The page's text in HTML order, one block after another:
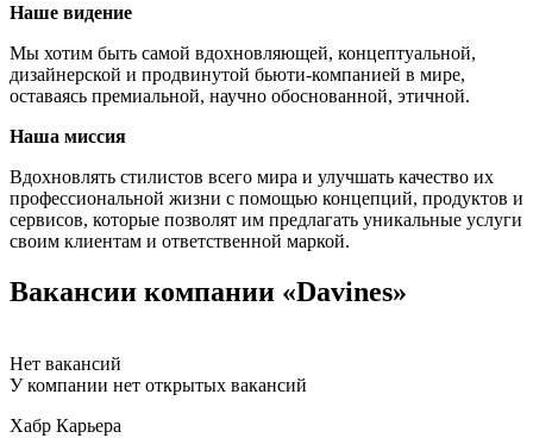
Наше видение
Мы хотим быть самой вдохновляющей, концептуальной,
дизайнерской и продвинутой бьюти-компанией в мире,
оставаясь премиальной, научно обоснованной, этичной.
Наша миссия
Вдохновлять стилистов всего мира и улучшать качество их
профессиональной жизни с помощью концепций, продуктов и
сервисов, которые позволят им предлагать уникальные услуги
своим клиентам и ответственной маркой.
Вакансии компании «Davines»
Нет вакансий
У компании нет открытых вакансий
Хабр Карьера